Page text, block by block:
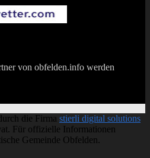
von obfelden.info werden
die Firma stierli digital solutions
Für offizielle Informationen
Gemeinde Obfelden.